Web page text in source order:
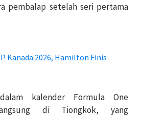
pembalap setelah seri pertama
Kanada 2026, Hamilton Finis
kalender Formula One
di Tiongkok, yang